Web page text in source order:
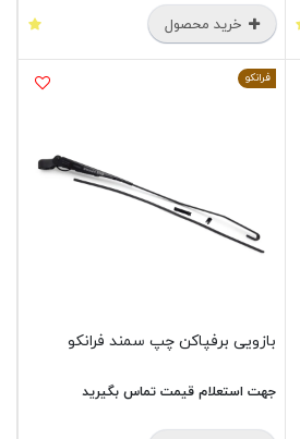
خرید محصول
فرانکو
بازویی برفپاکن چپ سمند فرانکو
جهت استعلام قیمت تماس بگیرید